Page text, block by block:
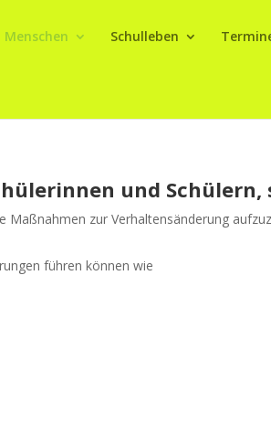
Menschen Schulleben
und Schülern,
zur Verhaltensänderung
führen können wie